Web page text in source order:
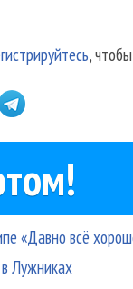
,
«Давно всё
Лужниках